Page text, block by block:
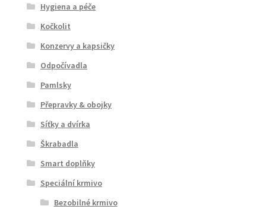
Hygiena a péče
Kočkolit
Konzervy a kapsičky
Odpočívadla
Pamlsky
Přepravky & obojky
Síťky a dvírka
Škrabadla
Smart doplňky
Speciální krmivo
Bezobilné krmivo